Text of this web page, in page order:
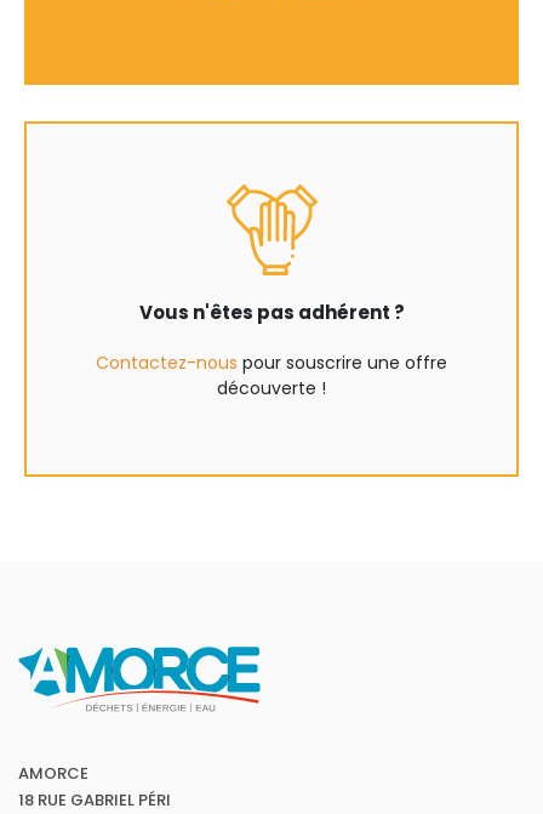
Vous n'êtes pas adhérent ?
Contactez-nous pour souscrire une offre
découverte !
AMORCE
18 RUE GABRIEL PÉRI